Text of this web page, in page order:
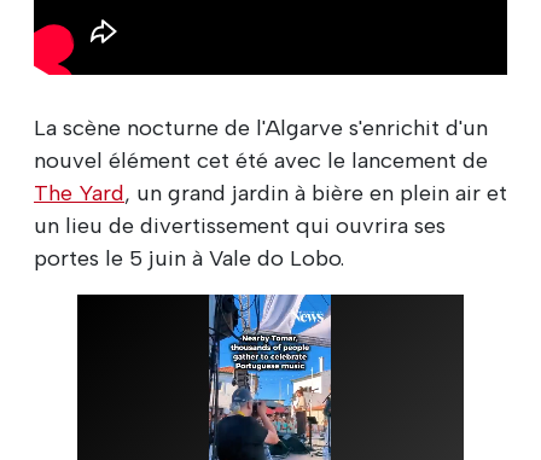
La scène nocturne de l'Algarve s'enrichit d'un
nouvel élément cet été avec le lancement de
The Yard, un grand jardin à bière en plein air et
un lieu de divertissement qui ouvrira ses
portes le 5 juin à Vale do Lobo.